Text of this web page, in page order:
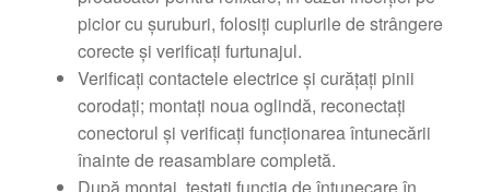
picior cu şuruburi, folosiţi cuplurile de strângere
corecte şi verificaţi furtunajul.
Verificaţi contactele electrice şi curăţaţi pinii
corodaţi; montaţi noua oglindă, reconectaţi
conectorul şi verificaţi funcţionarea întunecării
înainte de reasamblare completă.
După montaj, testaţi funcţia de întunecare în